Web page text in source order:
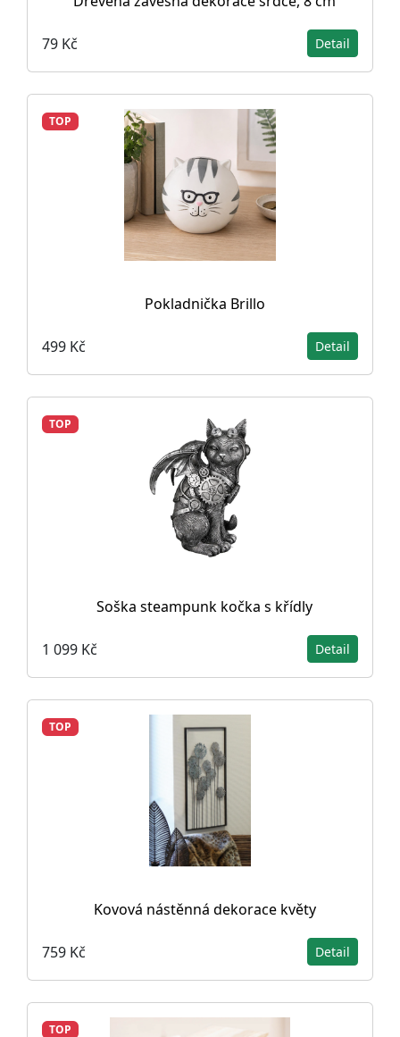
79 Kč Detail
TOP
Pokladnička Brillo
499 Kč Detail
TOP
Soška steampunk kočka s křídly
1 099 Kč Detail
TOP
Kovová nástěnná dekorace květy
759 Kč Detail
TOP